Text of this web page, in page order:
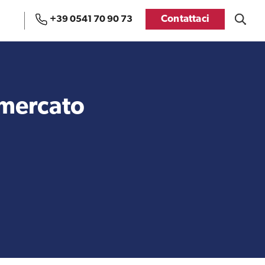
Contattaci
+39 0541 70 90 73